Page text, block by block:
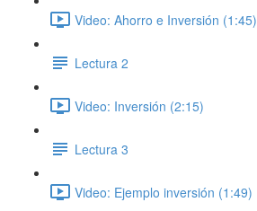
Video: Ahorro e Inversión (1:45)
Lectura 2
Video: Inversión (2:15)
Lectura 3
Video: Ejemplo inversión (1:49)